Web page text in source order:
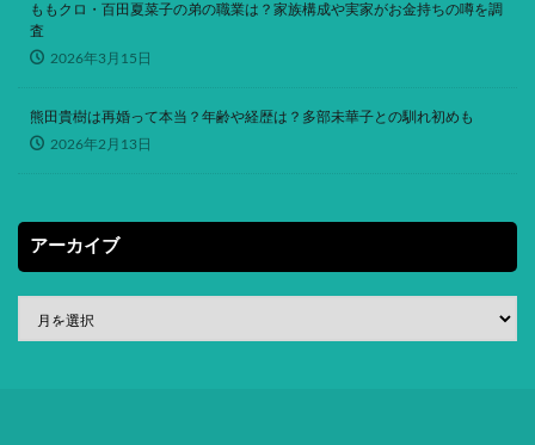
ももクロ・百田夏菜子の弟の職業は？家族構成や実家がお金持ちの噂を調
査
2026年3月15日
熊田貴樹は再婚って本当？年齢や経歴は？多部未華子との馴れ初めも
2026年2月13日
アーカイブ